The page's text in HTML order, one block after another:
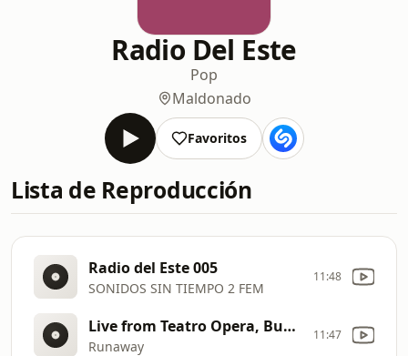
Radio Del Este
Pop
Maldonado
Favoritos
Lista de Reproducción
Radio del Este 005
SONIDOS SIN TIEMPO 2 FEM
11:48
Live from Teatro Opera, Buenos Aires, Argentina 1997
Runaway
11:47